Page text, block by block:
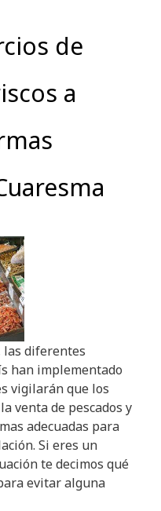
de
a
las diferentes
han implementado
vigilarán que los
venta de pescados y
adecuadas para
Si eres un
te decimos qué
evitar alguna